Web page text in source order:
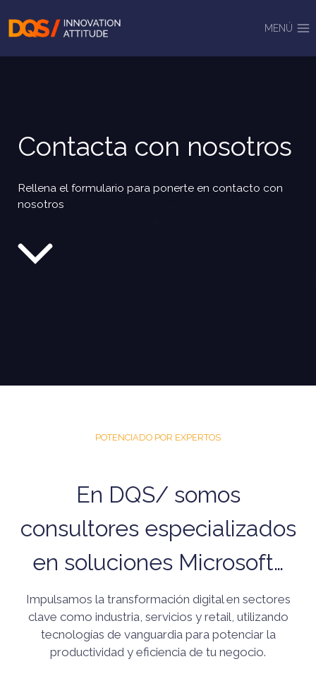
MENÚ
Contacta con nosotros
Rellena el formulario para ponerte en contacto con
nosotros
POTENCIADO POR EXPERTOS
En DQS/ somos
consultores especializados
en soluciones Microsoft…
Impulsamos la transformación digital en sectores
clave como industria, servicios y retail, utilizando
tecnologías de vanguardia para potenciar la
productividad y eficiencia de tu negocio.